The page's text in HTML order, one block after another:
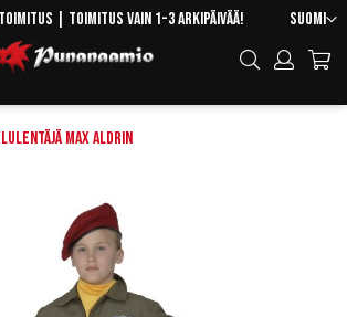
Skip
Content
Kieli
Suomi
| Toimitus vain 1-3 arkipäivää!
Hae
Max Aldrin